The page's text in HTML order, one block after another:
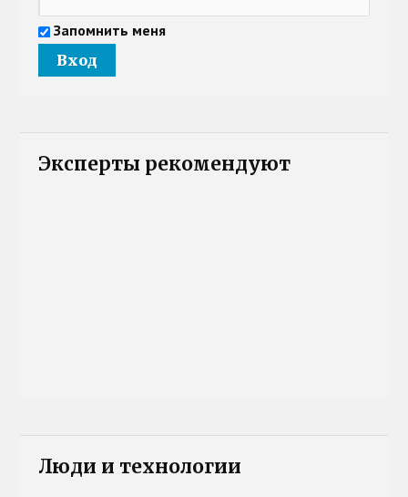
Запомнить меня
Эксперты рекомендуют
Люди и технологии